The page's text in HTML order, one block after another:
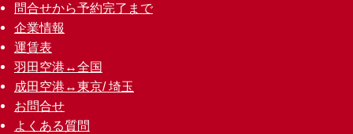
問合せから予約完了まで
企業情報
運賃表
羽田空港↔︎全国
成田空港↔︎東京/ 埼玉
お問合せ
よくある質問